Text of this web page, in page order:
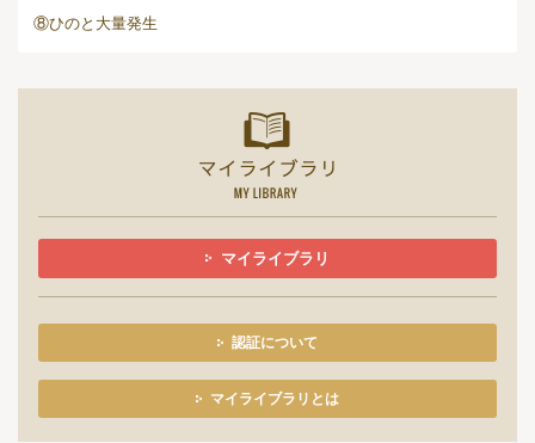
⑧ひのと大量発生
マイライブラリ
認証について
マイライブラリとは